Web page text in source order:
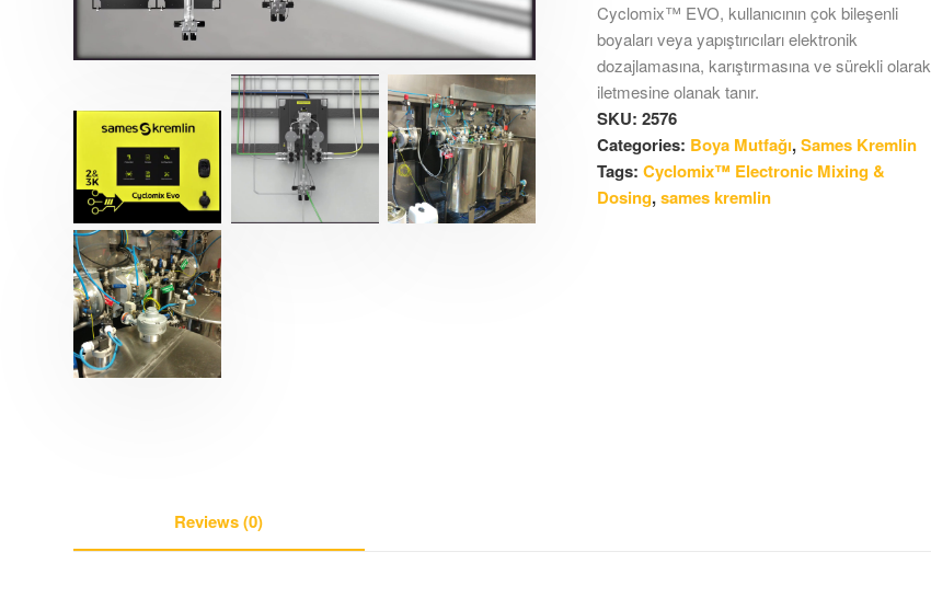
Cyclomix™ EVO, kullanıcının çok bileşenli
boyaları veya yapıştırıcıları elektronik
dozajlamasına, karıştırmasına ve sürekli olarak
iletmesine olanak tanır.
SKU: 2576
Categories: Boya Mutfağı,Sames Kremlin
Tags: Cyclomix™ Electronic Mixing &
Dosing,sames kremlin
Reviews (0)